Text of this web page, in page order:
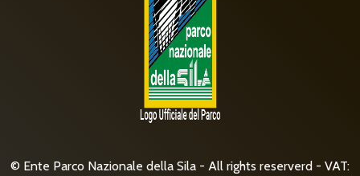
© Ente Parco Nazionale della Sila - All rights reserverd - VAT: